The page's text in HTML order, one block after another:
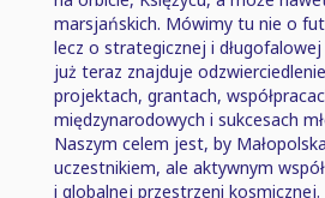
marsjańskich. Mówimy tu nie o
lecz o strategicznej i
już teraz znajduje
projektach, grantach,
międzynarodowych i sukcesach
Naszym celem jest, by
uczestnikiem, ale aktywnym
i globalnej przestrzeni